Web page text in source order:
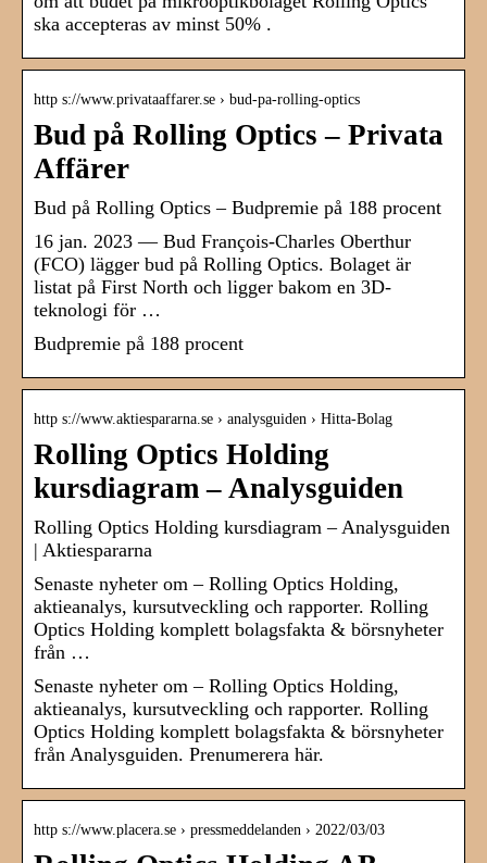
ska accepteras av minst 50% .
http s://www.privataaffarer.se › bud-pa-rolling-optics
Bud på Rolling Optics – Privata
Affärer
Bud på Rolling Optics – Budpremie på 188 procent
16 jan. 2023 — Bud François-Charles Oberthur
(FCO) lägger bud på Rolling Optics. Bolaget är
listat på First North och ligger bakom en 3D-
teknologi för …
Budpremie på 188 procent
http s://www.aktiespararna.se › analysguiden › Hitta-Bolag
Rolling Optics Holding
kursdiagram – Analysguiden
Rolling Optics Holding kursdiagram – Analysguiden
| Aktiespararna
Senaste nyheter om – Rolling Optics Holding,
aktieanalys, kursutveckling och rapporter. Rolling
Optics Holding komplett bolagsfakta & börsnyheter
från …
Senaste nyheter om – Rolling Optics Holding,
aktieanalys, kursutveckling och rapporter. Rolling
Optics Holding komplett bolagsfakta & börsnyheter
från Analysguiden. Prenumerera här.
http s://www.placera.se › pressmeddelanden › 2022/03/03